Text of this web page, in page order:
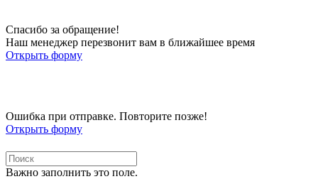
Спасибо за обращение!
Наш менеджер перезвонит вам в ближайшее время
Открыть форму
Ошибка при отправке. Повторите позже!
Открыть форму
Важно заполнить это поле.